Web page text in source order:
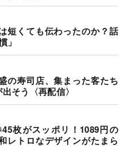
短くても伝わったのか？話
」
の寿司店、集まった客たち
そう〈再配信〉
枚がスッポリ！1089円の
レトロなデザインがたまら